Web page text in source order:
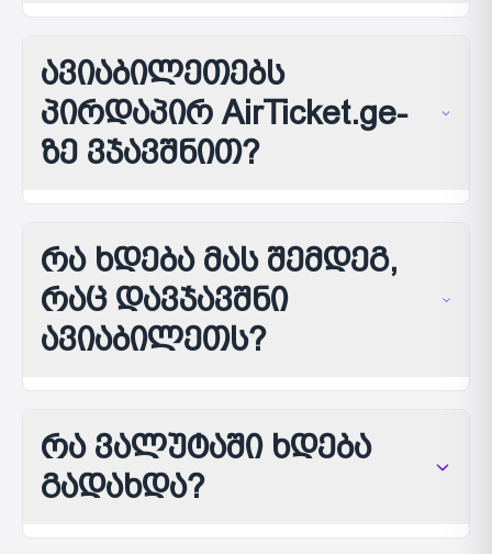
ავიაბილეთებს
პირდაპირ AirTicket.ge-
ზე ვჯავშნით?
რა ხდება მას შემდეგ,
რაც დავჯავშნი
ავიაბილეთს?
რა ვალუტაში ხდება
გადახდა?